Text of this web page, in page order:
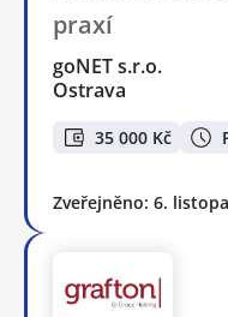
praxí
goNET s.r.o.
Ostrava
35 000 Kč
Zveřejněno: 6.